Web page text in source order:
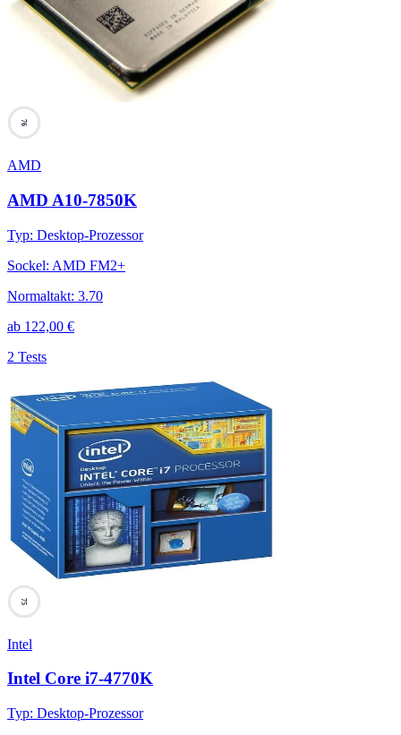
76
AMD
AMD A10-7850K
Typ: Desktop-Prozessor
Sockel: AMD FM2+
Normaltakt: 3.70
ab 122,00 €
2 Tests
75
Intel
Intel Core i7-4770K
Typ: Desktop-Prozessor